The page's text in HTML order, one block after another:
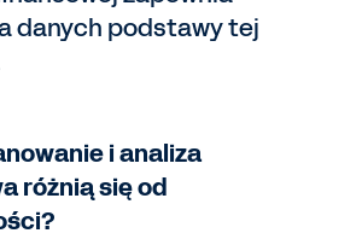
danych podstawy tej
i analiza
różnią się od